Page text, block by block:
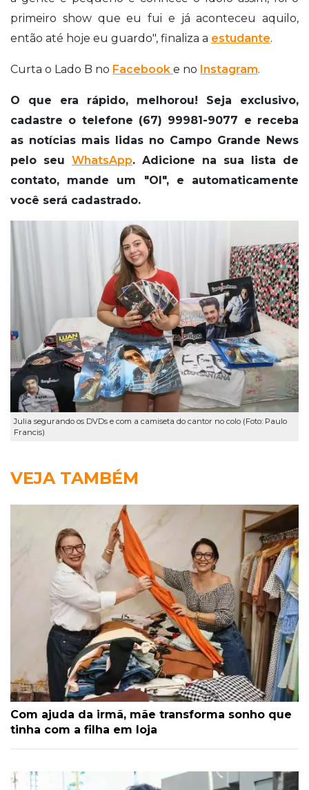
primeiro show que eu fui e já aconteceu aquilo,
então até hoje eu guardo", finaliza a estudante.
Curta o Lado B no Facebook e no Instagram.
O que era rápido, melhorou! Seja exclusivo,
cadastre o telefone (67) 99981-9077 e receba
as notícias mais lidas no Campo Grande News
pelo seu WhatsApp. Adicione na sua lista de
contato, mande um "OI", e automaticamente
você será cadastrado.
Julia segurando os DVDs e com a camiseta do cantor no colo (Foto: Paulo
Francis)
VEJA TAMBÉM
Com ajuda da irmã, mãe transforma sonho que
tinha com a filha em loja